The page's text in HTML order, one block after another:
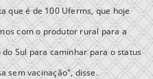
que é de 100 Uferms, que hoje
com o produtor rural para a
Sul para caminhar para o status
sem vacinação", disse.